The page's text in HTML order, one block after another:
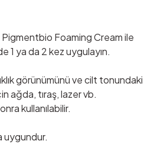
Foaming Cream ile
1 ya da 2 kez uygulayın.
görünümünü ve cilt tonundaki
ağda, tıraş, lazer vb.
kullanılabilir.
uygundur.